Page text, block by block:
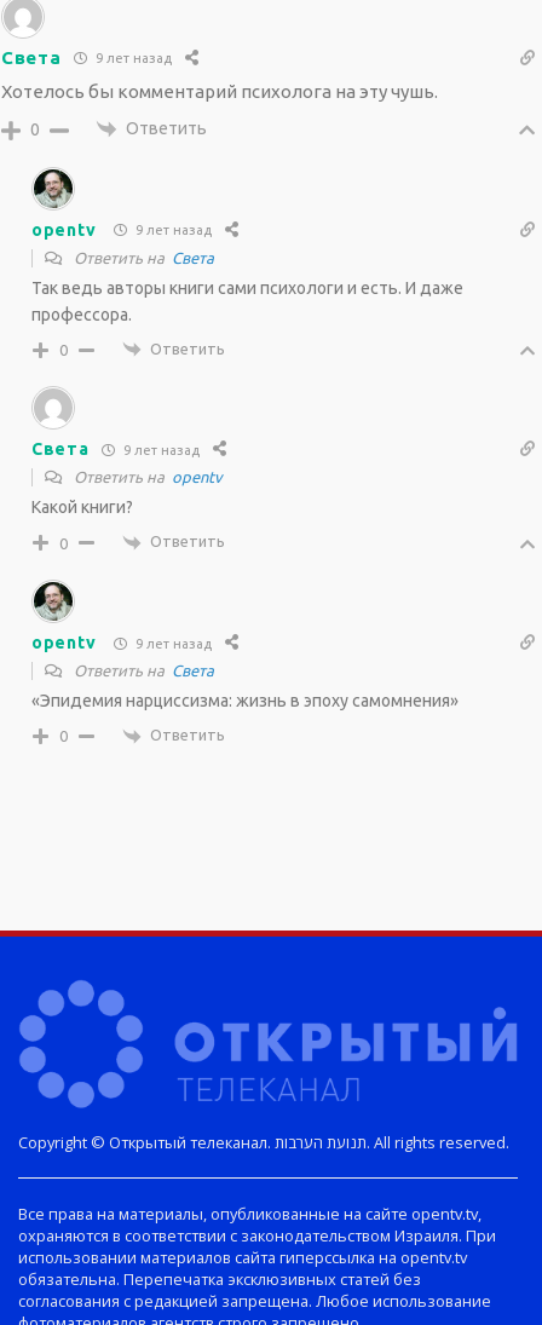
Света 9 лет назад
Хотелось бы комментарий психолога на эту чушь.
0 Ответить
opentv 9 лет назад
Ответить на Света
Так ведь авторы книги сами психологи и есть. И даже
профессора.
0 Ответить
Света 9 лет назад
Ответить на opentv
Какой книги?
0 Ответить
opentv 9 лет назад
Ответить на Света
«Эпидемия нарциссизма: жизнь в эпоху самомнения»
0 Ответить
Copyright © Открытый телеканал. תנועת הערבות. All rights reserved.
Все права на материалы, опубликованные на сайте opentv.tv,
охраняются в соответствии с законодательством Израиля. При
использовании материалов сайта гиперссылка на opentv.tv
обязательна. Перепечатка эксклюзивных статей без
согласования с редакцией запрещена. Любое использование